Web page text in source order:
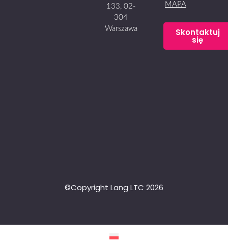
133, 02-
304
Warszawa
MAPA
Skontaktuj
się
©Copyright Lang LTC 2026